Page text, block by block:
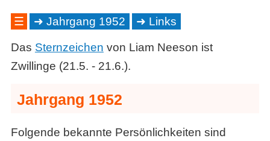
☰ Jahrgang 1952 Links
Das Sternzeichen von Liam Neeson ist
Zwillinge (21.5. - 21.6.).
Jahrgang 1952
Folgende bekannte Persönlichkeiten sind